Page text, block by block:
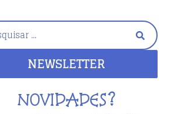
NEWSLETTER
NOVIDADES?